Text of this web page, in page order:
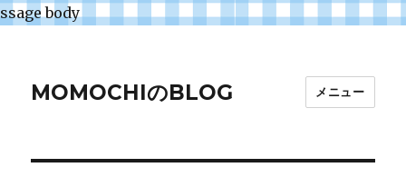
ssage body
MOMOCHIのBLOG メニュー